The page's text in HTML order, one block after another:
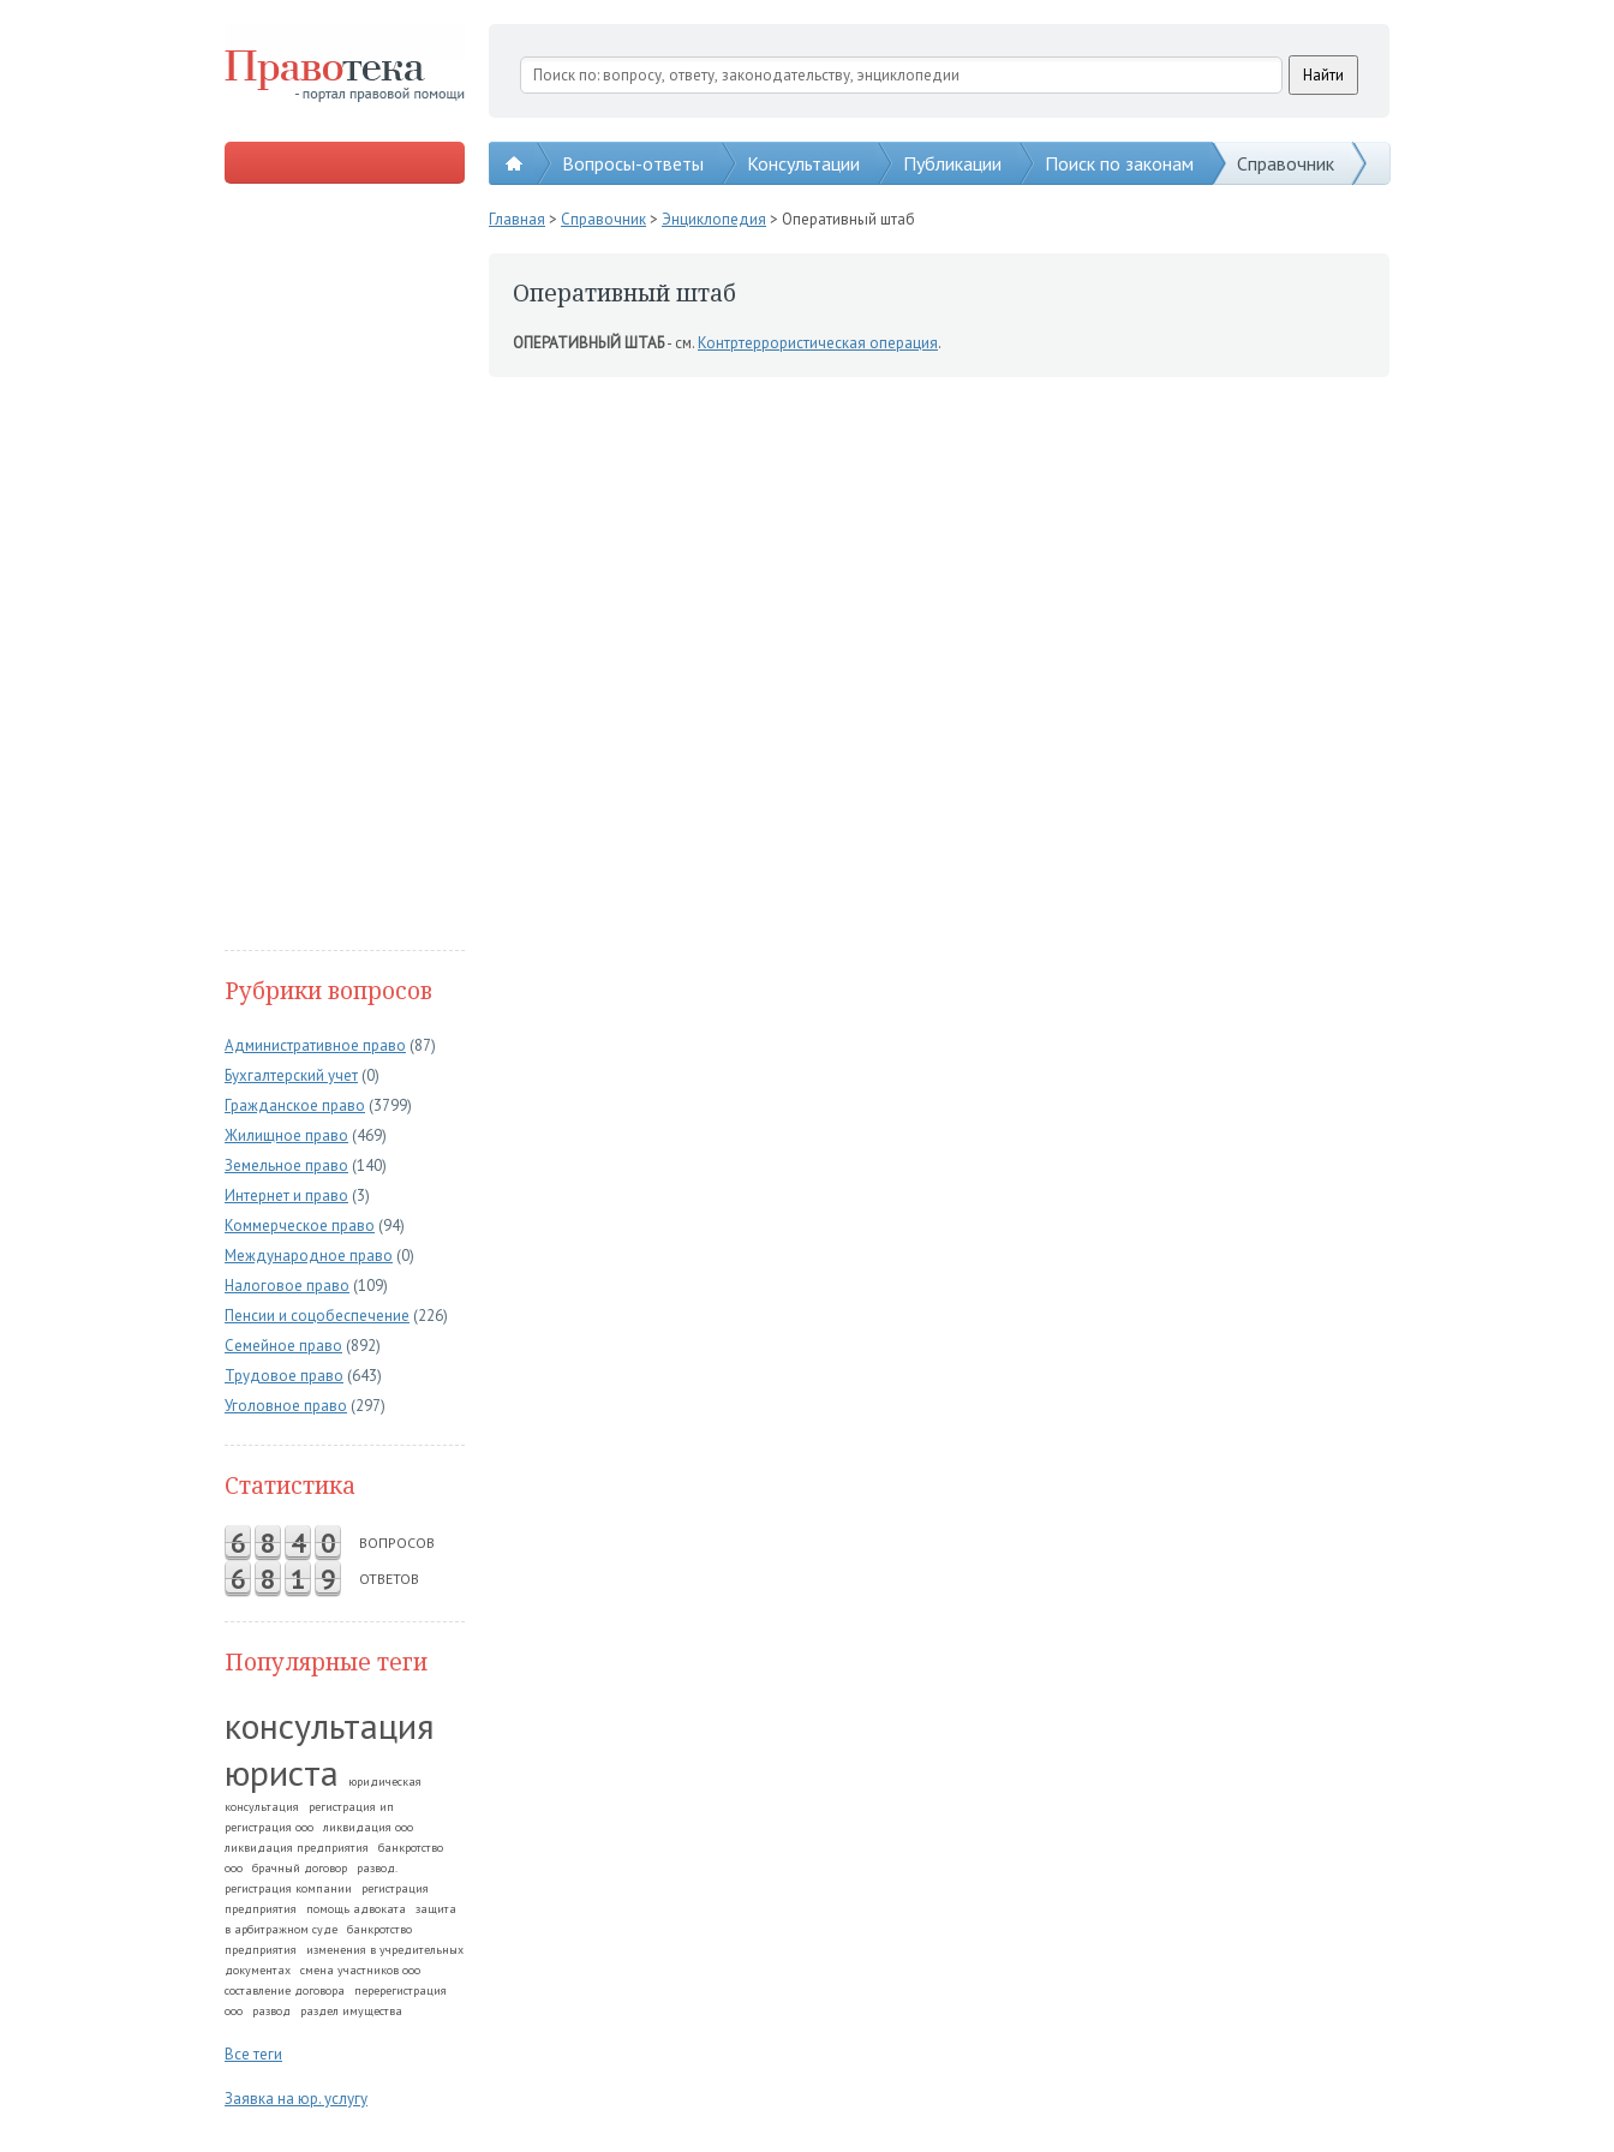
Вопросы-ответы Консультации Публикации Поиск по законам Справочник
Рубрики вопросов
Административное право (87)
Бухгалтерский учет (0)
Гражданское право (3799)
Жилищное право (469)
Земельное право (140)
Интернет и право (3)
Коммерческое право (94)
Международное право (0)
Налоговое право (109)
Пенсии и соцобеспечение (226)
Семейное право (892)
Трудовое право (643)
Уголовное право (297)
Статистика
6 8 4 0 ВОПРОСОВ
6 8 1 9 ОТВЕТОВ
Популярные теги
консультация
юриста
юридическая
консультация
регистрация ип
регистрация ооо
ликвидация ооо
ликвидация предприятия
банкротство
ооо
брачный договор
развод.
регистрация компании
регистрация
предприятия
помощь адвоката
защита
в арбитражном суде
банкротство
предприятия
изменения в учредительных
документах
смена участников ооо
составление договора
перерегистрация
ооо
развод раздел имущества
Все теги
Заявка на юр. услугу
Главная > Справочник> Энциклопедия > Оперативный штаб
Оперативный штаб
ОПЕРАТИВНЫЙ ШТАБ- см.Контртеррористическая операция.